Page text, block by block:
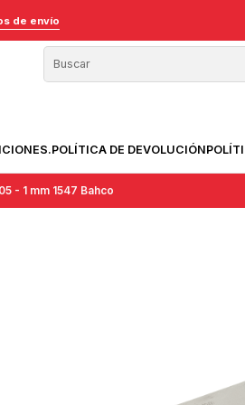
POLÍTICA DE DEVOLUCIÓN
de envío
- 1 mm 1547 Bahco